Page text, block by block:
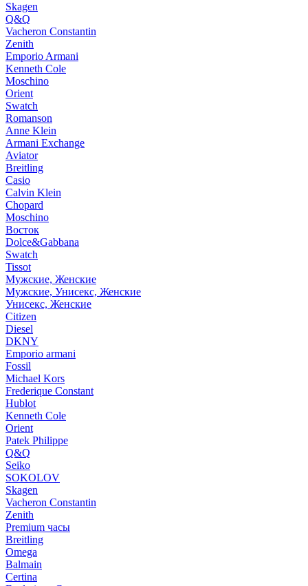
Skagen
Q&Q
Vacheron Constantin
Zenith
Emporio Armani
Kenneth Cole
Moschino
Orient
Swatch
Romanson
Anne Klein
Armani Exchange
Aviator
Breitling
Casio
Calvin Klein
Chopard
Moschino
Восток
Dolce&Gabbana
Swatch
Tissot
Мужские, Женские
Мужские, Унисекс, Женские
Унисекс, Женские
Citizen
Diesel
DKNY
Emporio armani
Fossil
Michael Kors
Frederique Constant
Hublot
Kenneth Cole
Orient
Patek Philippe
Q&Q
Seiko
SOKOLOV
Skagen
Vacheron Constantin
Zenith
Premium часы
Breitling
Omega
Balmain
Certina